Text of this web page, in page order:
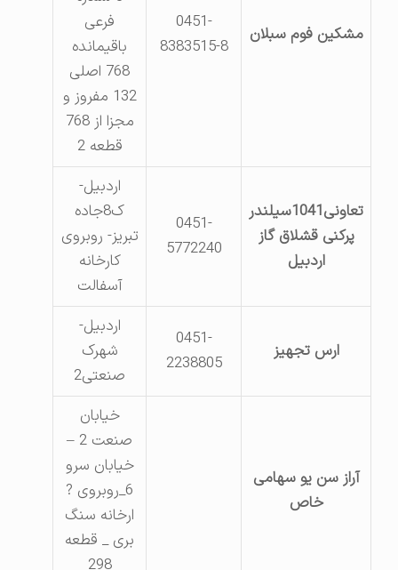
مشکین فوم سبلان
0451-
8383515-8
فرعی
باقیمانده
768 اصلی
132 مفروز و
مجزا از 768
قطعه 2
تعاونی1041سیلندر
پرکنی قشلاق گاز
اردبیل
0451-
5772240
اردبیل-
ک8جاده
تبریز- روبروی
کارخانه
آسفالت
ارس تجهیز
0451-
2238805
اردبیل-
شهرک
صنعتی2
آراز سن یو سهامی
خاص
خیابان
صنعت 2 –
خیابان سرو
6_روبروی ?
ارخانه سنگ
بری _ قطعه